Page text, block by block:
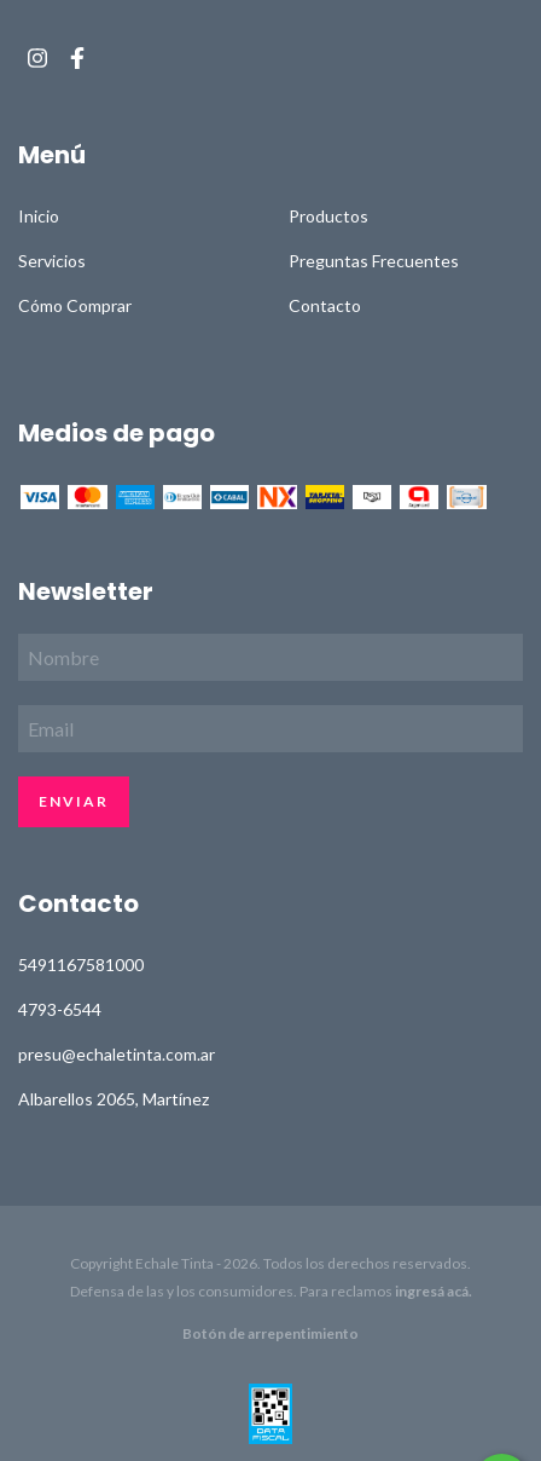
Menú
Inicio Productos
Servicios Preguntas Frecuentes
Cómo Comprar Contacto
Medios de pago
Newsletter
Contacto
5491167581000
4793-6544
presu@echaletinta.com.ar
Albarellos 2065, Martínez
Copyright Echale Tinta - 2026. Todos los derechos reservados.
Defensa de las y los consumidores. Para reclamos ingresá acá.
Botón de arrepentimiento